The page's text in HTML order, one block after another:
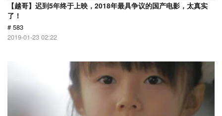
【越哥】迟到5年终于上映，2018年最具争议的国产电影，太真实
了！
# 583
2019-01-23 02:22